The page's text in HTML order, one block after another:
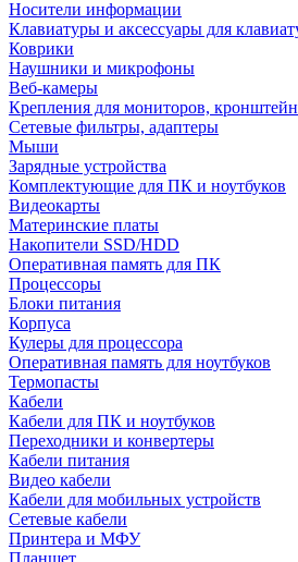
Носители информации
Клавиатуры и аксессуары для
Коврики
Наушники и микрофоны
Веб-камеры
Крепления для мониторов,
Сетевые фильтры, адаптеры
Мыши
Зарядные устройства
Комплектующие для ПК и ноутбуков
Видеокарты
Материнские платы
Накопители SSD/HDD
Оперативная память для ПК
Процессоры
Блоки питания
Корпуса
Кулеры для процессора
Оперативная память для ноутбуков
Термопасты
Кабели
Кабели для ПК и ноутбуков
Переходники и конвертеры
Кабели питания
Видео кабели
Кабели для мобильных устройств
Сетевые кабели
Принтера и МФУ
Планшет